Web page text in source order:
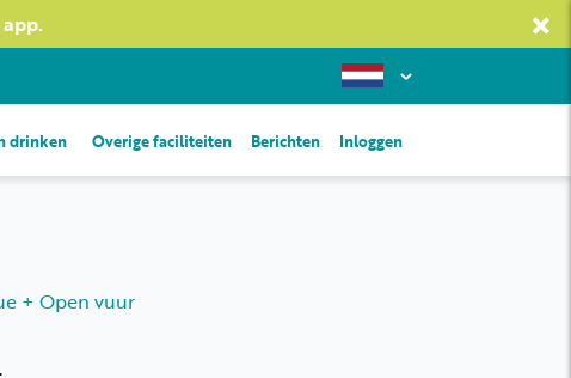
×
drinken Overige faciliteiten Berichten Inloggen
+ Open vuur